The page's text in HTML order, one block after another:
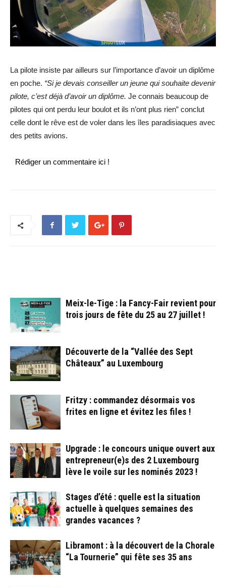
La pilote insiste par ailleurs sur l’importance d’avoir un diplôme
en poche. “Si je devais conseiller un jeune qui souhaite devenir
pilote, c’est déjà d’avoir un diplôme. Je connais beaucoup de
pilotes qui ont perdu leur boulot et ils n’ont plus rien” conclut
celle dont le rêve est de voler dans les îles paradisiaques avec
des petits avions.
Rédiger un commentaire ici !
Meix-le-Tige : la Fancy-Fair revient pour
trois jours de fête du 25 au 27 juillet !
Découverte de la “Vallée des Sept
Châteaux” au Luxembourg
Fritzy : commandez désormais vos
frites en ligne et évitez les files !
Upgrade : le concours unique ouvert aux
entrepreneur(e)s des 2 Luxembourg
lève le voile sur les nominés 2023 !
Stages d’été : quelle est la situation
actuelle à quelques semaines des
grandes vacances ?
Libramont : à la découvert de la Chorale
“La Tournerie” qui fête ses 35 ans